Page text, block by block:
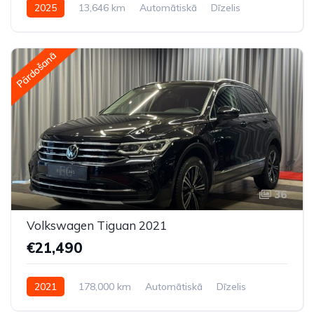
2025 13,646 km Automātiskā
Dīzelis
Pārdošanā
36
Volkswagen Tiguan 2021
€21,490
2021 178,000 km Automātiskā
Dīzelis